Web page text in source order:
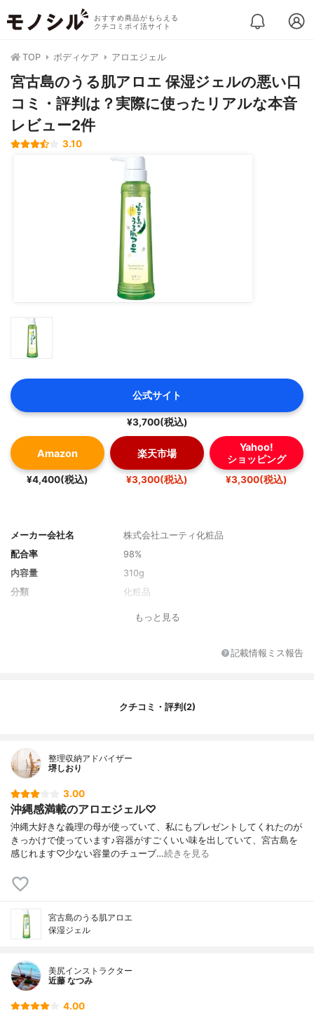
おすすめ商品がもらえる
クチコミポイ活サイト
TOP ボディケア アロエジェル
宮古島のうる肌アロエ 保湿ジェルの悪い口
コミ・評判は？実際に使ったリアルな本音
レビュー2件
3.10
公式サイト
¥3,700(税込)
Amazon
¥4,400(税込)
楽天市場
¥3,300(税込)
Yahoo!
ショッピング
¥3,300(税込)
メーカー会社名
株式会社ユーティ化粧品
配合率
98%
内容量
310g
分類
化粧品
もっと見る
記載情報ミス報告
クチコミ・評判(2)
整理収納アドバイザー
堺しおり
3.00
沖縄感満載のアロエジェル♡
沖縄大好きな義理の母が使っていて、私にもプレゼントしてくれたのが
きっかけで使っています♪容器がすごくいい味を出していて、宮古島を
感じれます♡少ない容量のチューブ…続きを見る
宮古島のうる肌アロエ
保湿ジェル
美尻インストラクター
近藤 なつみ
4.00